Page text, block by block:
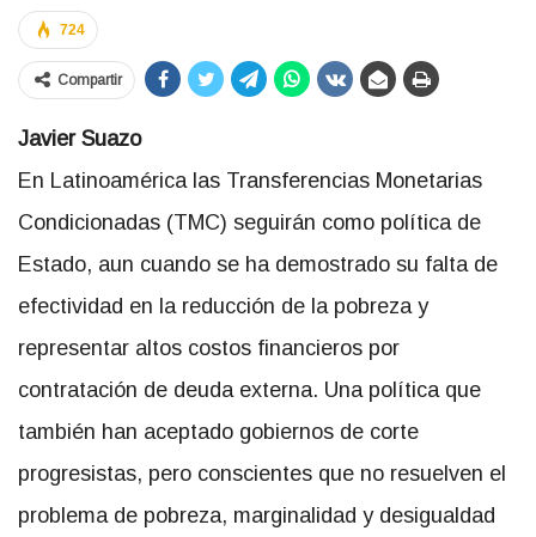
724
Compartir
Javier Suazo
En Latinoamérica las Transferencias Monetarias
Condicionadas (TMC) seguirán como política de
Estado, aun cuando se ha demostrado su falta de
efectividad en la reducción de la pobreza y
representar altos costos financieros por
contratación de deuda externa. Una política que
también han aceptado gobiernos de corte
progresistas, pero conscientes que no resuelven el
problema de pobreza, marginalidad y desigualdad